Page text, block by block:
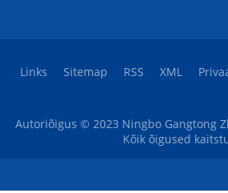
Links Sitemap RSS XML
Autoriõigus © 2023 Ningbo Gangtong
Kõik õigused